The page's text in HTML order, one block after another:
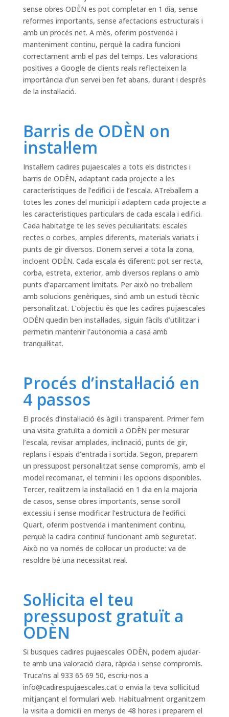
sense obres ODÈN es pot completar en 1 dia, sense
reformes importants, sense afectacions estructurals i
amb un procés net. A més, oferim postvenda i
manteniment continu, perquè la cadira funcioni
correctament amb el pas del temps. Les valoracions
positives a Google de clients reals reflecteixen la
importància d’un servei ben fet abans, durant i després
de la instal·lació.
Barris de ODÈN on
instal·lem
Instal·lem cadires pujaescales a tots els districtes i
barris de ODÈN, adaptant cada projecte a les
característiques de l’edifici i de l’escala. ATreballem a
totes les zones del municipi i adaptem cada projecte a
les caracteristiques particulars de cada escala i edifici.
Cada habitatge te les seves peculiaritats: escales
rectes o corbes, amples diferents, materials variats i
punts de gir diversos. Donem servei a tota la zona,
incloent ODÈN. Cada escala és diferent: pot ser recta,
corba, estreta, exterior, amb diversos replans o amb
punts d’aparcament limitats. Per això no treballem
amb solucions genèriques, sinó amb un estudi tècnic
personalitzat. L’objectiu és que les cadires pujaescales
ODÈN quedin ben instal·lades, siguin fàcils d’utilitzar i
permetin mantenir l’autonomia a casa amb
tranquil·litat.
Procés d’instal·lació en
4 passos
El procés d’instal·lació és àgil i transparent. Primer fem
una visita gratuïta a domicili a ODÈN per mesurar
l’escala, revisar amplades, inclinació, punts de gir,
replans i espais d’entrada i sortida. Segon, preparem
un pressupost personalitzat sense compromís, amb el
model recomanat, el termini i les opcions disponibles.
Tercer, realitzem la instal·lació en 1 dia en la majoria
de casos, sense obres importants, sense soroll
excessiu i sense modificar l’estructura de l’edifici.
Quart, oferim postvenda i manteniment continu,
perquè la cadira continuï funcionant amb seguretat.
Això no va només de col·locar un producte: va de
resoldre bé una necessitat real.
Sol·licita el teu
pressupost gratuït a
ODÈN
Si busques cadires pujaescales ODÈN, podem ajudar-
te amb una valoració clara, ràpida i sense compromís.
Truca’ns al 933 65 69 50, escriu-nos a
info@cadirespujaescales.cato envia la teva sol·licitud
mitjançant el formulari web. Habitualment organitzem
la visita a domicili en menys de 48 hores i preparem el